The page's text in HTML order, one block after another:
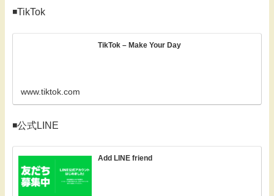
◾️TikTok
TikTok – Make Your Day
www.tiktok.com
◾️公式LINE
Add LINE friend